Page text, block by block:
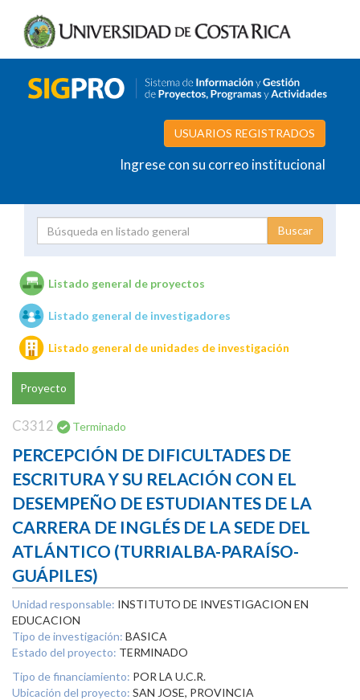
USUARIOS REGISTRADOS
Ingrese con su correo institucional
Unidades de investigación
Listado general de proyectos
Listado general de investigadores
Listado general de unidades de investigación
Proyecto
C3312 Terminado
PERCEPCIÓN DE DIFICULTADES DE
ESCRITURA Y SU RELACIÓN CON EL
DESEMPEÑO DE ESTUDIANTES DE LA
CARRERA DE INGLÉS DE LA SEDE DEL
ATLÁNTICO (TURRIALBA-PARAÍSO-
GUÁPILES)
Unidad responsable: INSTITUTO DE INVESTIGACION EN
EDUCACION
Tipo de investigación: BASICA
Estado del proyecto: TERMINADO
Tipo de financiamiento: POR LA U.C.R.
Ubicación del proyecto: SAN JOSE, PROVINCIA